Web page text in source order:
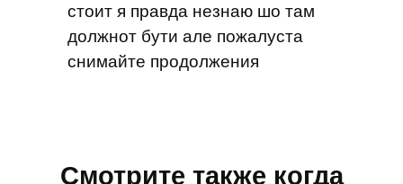
стоит я правда незнаю шо там
должнот бути але пожалуста
снимайте продолжения
Смотрите также когда